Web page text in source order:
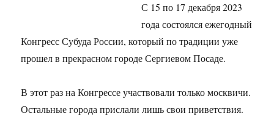
С 15 по 17 декабря 2023
года состоялся ежегодный
Конгресс Субуда России, который по традиции уже
прошел в прекрасном городе Сергиевом Посаде.
В этот раз на Конгрессе участвовали только москвичи.
Остальные города прислали лишь свои приветствия.